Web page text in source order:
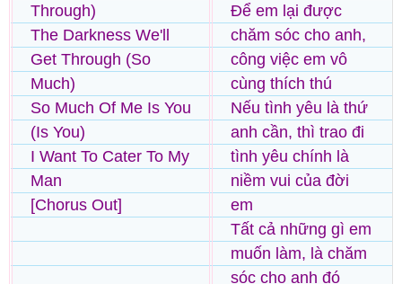
Through)
The Darkness We'll
Get Through (So
Much)
So Much Of Me Is You
(Is You)
I Want To Cater To My
Man
[Chorus Out]
Để em lại được
chăm sóc cho anh,
công việc em vô
cùng thích thú
Nếu tình yêu là thứ
anh cần, thì trao đi
tình yêu chính là
niềm vui của đời
em
Tất cả những gì em
muốn làm, là chăm
sóc cho anh đó